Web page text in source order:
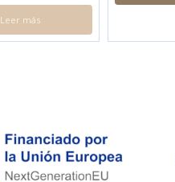
Leer más